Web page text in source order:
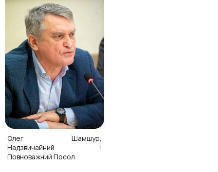
Олег Шамшур,
Надзвичайний і
Повноважний Посол